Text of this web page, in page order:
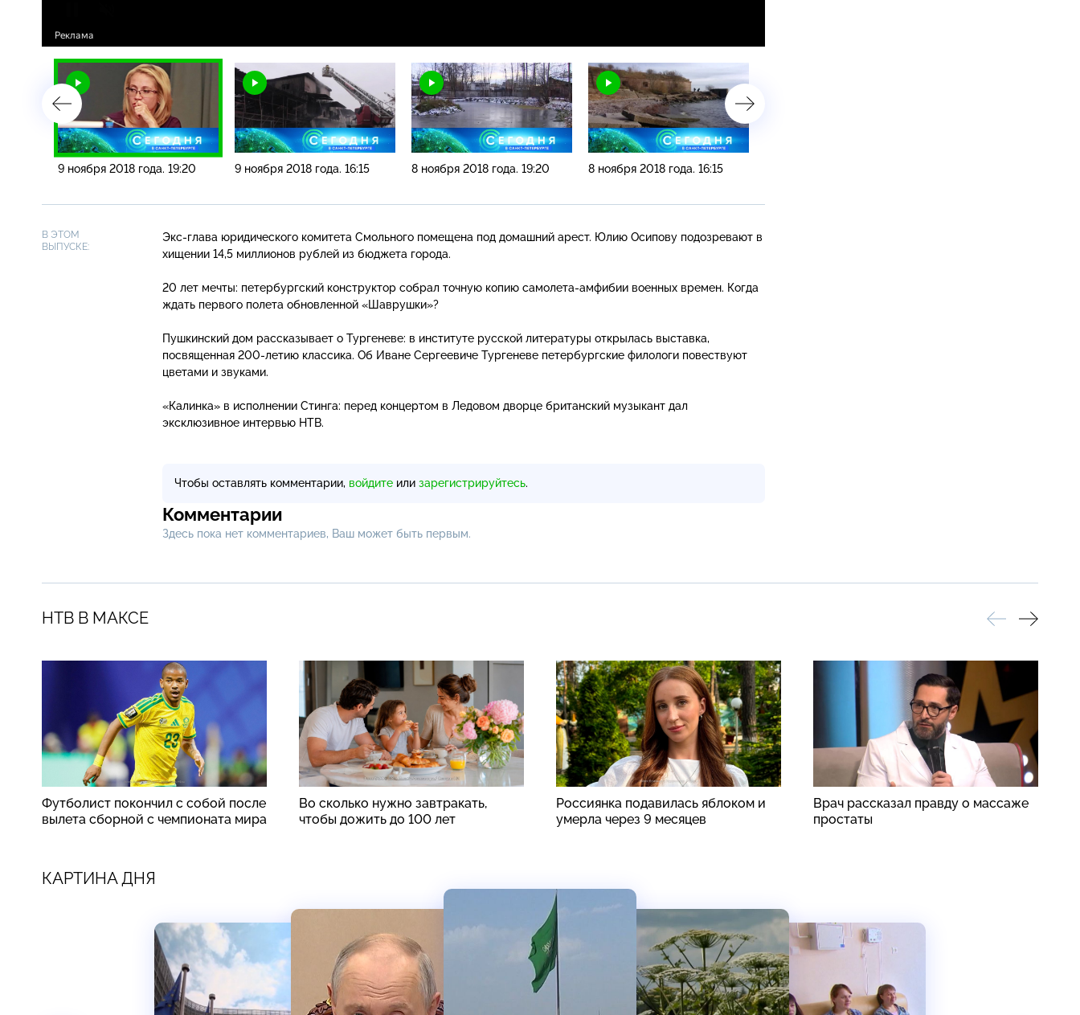
9 ноября 2018 года. 19:20 9 ноября 2018 года. 16:15 8 ноября 2018 года. 19:20 8 ноября 2018 года. 16:15
В ЭТОМ
ВЫПУСКЕ:
Экс-глава юридического комитета Смольного помещена под домашний арест. Юлию Осипову подозревают в
хищении 14,5 миллионов рублей из бюджета города.
20 лет мечты: петербургский конструктор собрал точную копию самолета-амфибии военных времен. Когда
ждать первого полета обновленной «Шаврушки»?
Пушкинский дом рассказывает о Тургеневе: в институте русской литературы открылась выставка,
посвященная 200-летию классика. Об Иване Сергеевиче Тургеневе петербургские филологи повествуют
цветами и звуками.
«Калинка» в исполнении Стинга: перед концертом в Ледовом дворце британский музыкант дал
эксклюзивное интервью НТВ.
Чтобы оставлять комментарии, войдите или зарегистрируйтесь.
Комментарии
Здесь пока нет комментариев, Ваш может быть первым.
НТВ В МАКСЕ
Футболист покончил с собой после
вылета сборной с чемпионата мира
Во сколько нужно завтракать,
чтобы дожить до 100 лет
Россиянка подавилась яблоком и
умерла через 9 месяцев
Врач рассказал правду о массаже
простаты
КАРТИНА ДНЯ